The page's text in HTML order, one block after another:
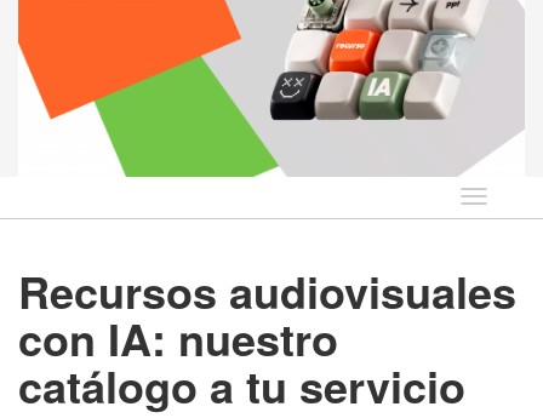
Idioma
Recursos audiovisuales
con IA: nuestro
catálogo a tu servicio